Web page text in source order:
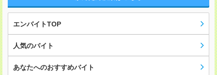
エンバイトTOP
人気のバイト
あなたへのおすすめバイト